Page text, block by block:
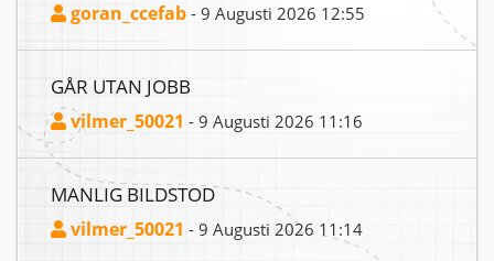
goran_ccefab - 9 Augusti 2026 12:55
GÅR UTAN JOBB
vilmer_50021 - 9 Augusti 2026 11:16
MANLIG BILDSTOD
vilmer_50021 - 9 Augusti 2026 11:14